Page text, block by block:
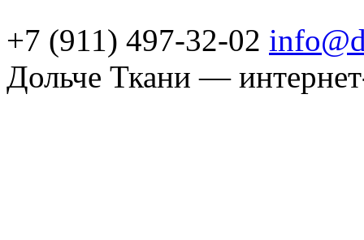
+7 (911) 497-32-02
Дольче Ткани —